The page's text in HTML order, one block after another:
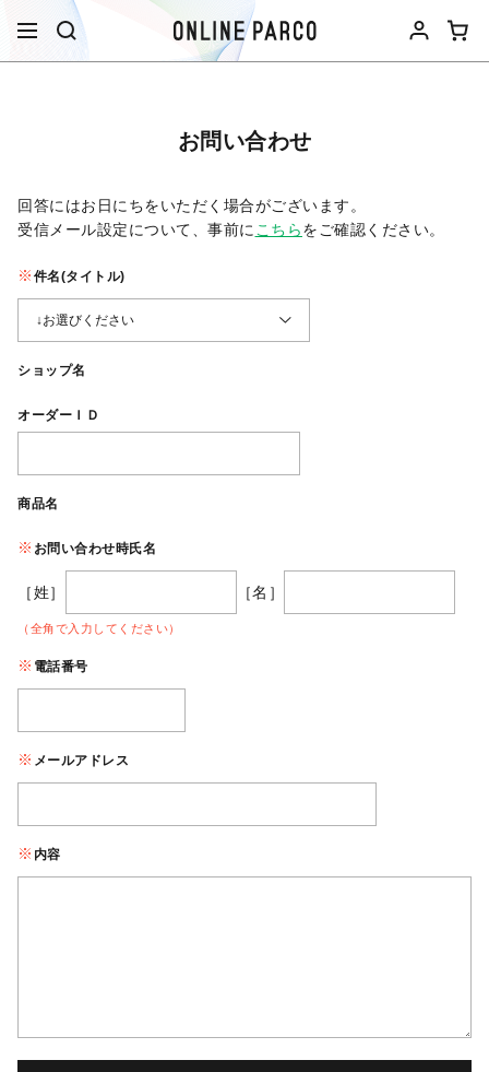
お問い合わせ
回答にはお日にちをいただく場合がございます。
受信メール設定について、事前に こちらをご確認ください。​
件名(タイトル)
ショップ名
オーダーＩＤ
商品名
お問い合わせ時氏名
［姓］ ［名］
（全角で入力してください）
電話番号
メールアドレス
内容